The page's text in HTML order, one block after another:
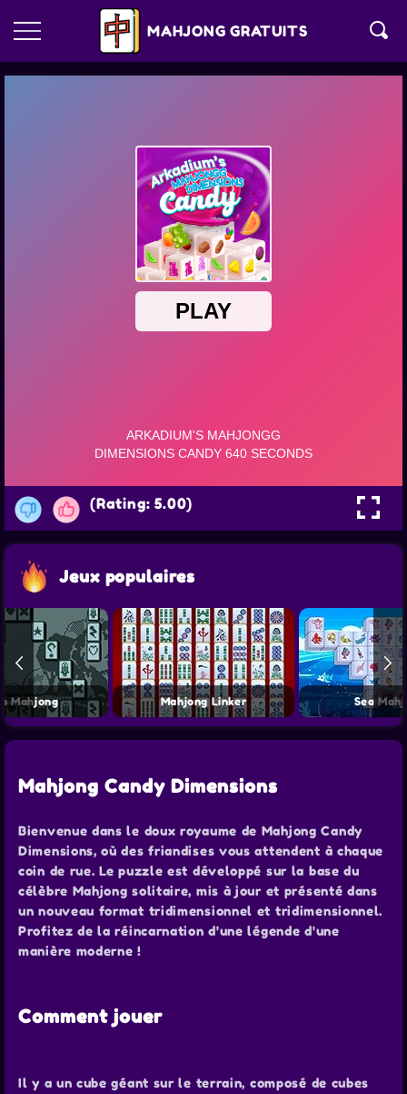
MAHJONG GRATUITS
(Rating: 5.00)
Jeux populaires
Mahjong Mahjong Linker Sea
Mahjong Candy Dimensions
Bienvenue dans le doux royaume de Mahjong Candy
Dimensions, où des friandises vous attendent à chaque
coin de rue. Le puzzle est développé sur la base du
célèbre Mahjong solitaire, mis à jour et présenté dans
un nouveau format tridimensionnel et tridimensionnel.
Profitez de la réincarnation d'une légende d'une
manière moderne !
Comment jouer
Il y a un cube géant sur le terrain, composé de cubes